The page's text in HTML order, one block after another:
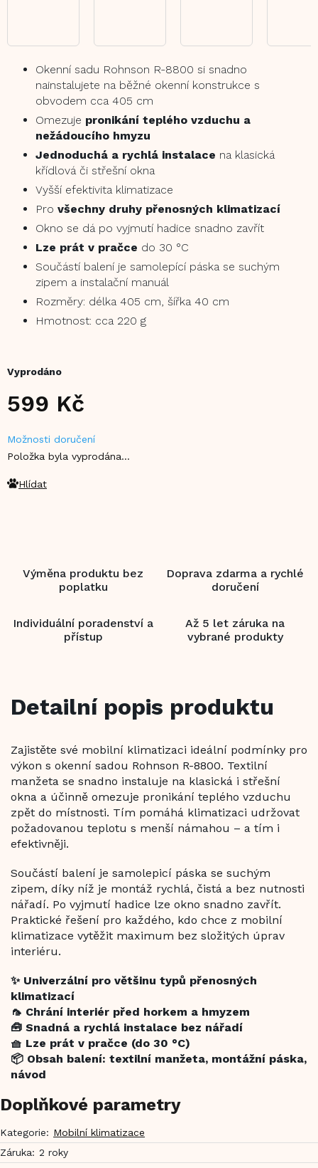
599 Kč
cena:
Vyprodáno
Možnosti doručení
Položka byla vyprodána…
Okenní sadu Rohnson R-8800 si snadno
nainstalujete na běžné okenní konstrukce s
obvodem cca 405 cm
Omezuje pronikání teplého vzduchu a
nežádoucího hmyzu
Jednoduchá a rychlá instalace na klasická
křídlová či střešní okna
Vyšší efektivita klimatizace
Pro všechny druhy přenosných klimatizací
Okno se dá po vyjmutí hadice snadno zavřít
Lze prát v pračce do 30 °C
Součástí balení je samolepící páska se suchým
zipem a instalační manuál
Rozměry: délka 405 cm, šířka 40 cm
Hmotnost: cca 220 g
Hlídat
Výměna produktu bez
poplatku
Doprava zdarma a rychlé
doručení
Individuální poradenství a
přístup
Až 5 let záruka na
vybrané produkty
Detailní popis produktu
Zajistěte své mobilní klimatizaci ideální podmínky pro
výkon s okenní sadou Rohnson R-8800. Textilní
manžeta se snadno instaluje na klasická i střešní
okna a účinně omezuje pronikání teplého vzduchu
zpět do místnosti. Tím pomáhá klimatizaci udržovat
požadovanou teplotu s menší námahou – a tím i
efektivněji.
Součástí balení je samolepicí páska se suchým
zipem, díky níž je montáž rychlá, čistá a bez nutnosti
nářadí. Po vyjmutí hadice lze okno snadno zavřít.
Praktické řešení pro každého, kdo chce z mobilní
klimatizace vytěžit maximum bez složitých úprav
interiéru.
✨ Univerzální pro většinu typů přenosných
klimatizací
🦟 Chrání interiér před horkem a hmyzem
🧰 Snadná a rychlá instalace bez nářadí
🧺 Lze prát v pračce (do 30 °C)
📦 Obsah balení: textilní manžeta, montážní páska,
návod
Doplňkové parametry
Kategorie: Mobilní klimatizace
Záruka: 2 roky